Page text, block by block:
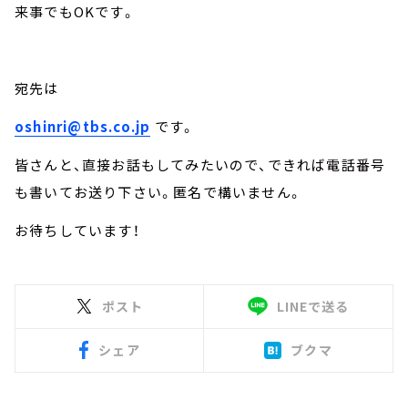
来事でもOKです。
宛先は
oshinri@tbs.co.jp です。
皆さんと、直接お話もしてみたいので、できれば電話番号
も書いてお送り下さい。匿名で構いません。
お待ちしています！
ポスト LINEで送る
シェア ブクマ